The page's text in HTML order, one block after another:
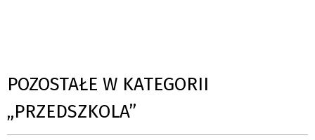
POZOSTAŁE W KATEGORII
„PRZEDSZKOLA”